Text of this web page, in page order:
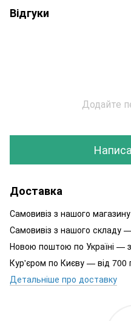
Відгуки
Додайте
Доставка
Самовивіз з нашого
Самовивіз з нашого складу
Новою поштою по Україні —
Кур'єром по Києву — від 700
Детальніше про доставку